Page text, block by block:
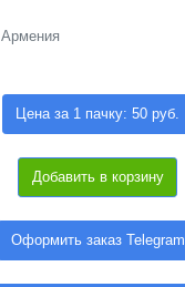
Армения
Цена за 1 пачку: 50 руб.
Добавить в корзину
Оформить заказ Telegram